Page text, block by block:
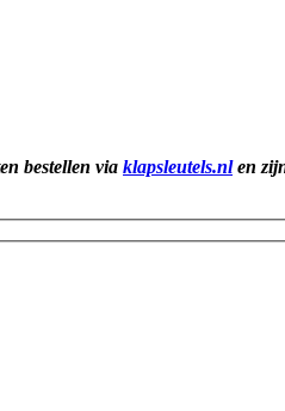
bestellen via klapsleutels.nlen